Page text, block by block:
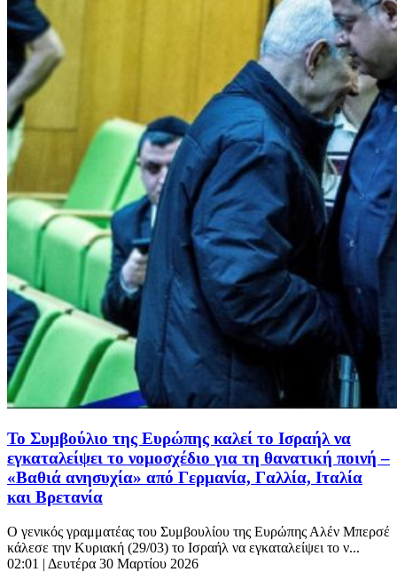
Το Συμβούλιο της Ευρώπης καλεί το Ισραήλ να
εγκαταλείψει το νομοσχέδιο για τη θανατική ποινή –
«Bαθιά ανησυχία» από Γερμανία, Γαλλία, Ιταλία
και Βρετανία
Ο γενικός γραμματέας του Συμβουλίου της Ευρώπης Αλέν Μπερσέ
κάλεσε την Κυριακή (29/03) το Ισραήλ να εγκαταλείψει το ν...
02:01 | Δευτέρα 30 Μαρτίου 2026